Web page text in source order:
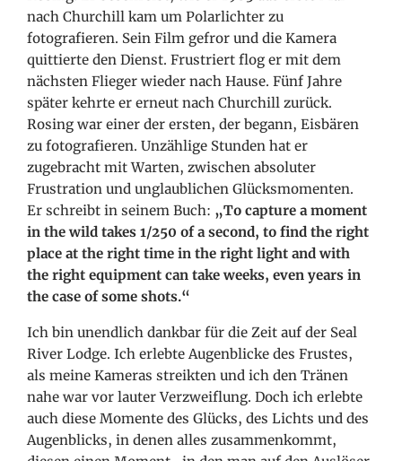
nach Churchill kam um Polarlichter zu
fotografieren. Sein Film gefror und die Kamera
quittierte den Dienst. Frustriert flog er mit dem
nächsten Flieger wieder nach Hause. Fünf Jahre
später kehrte er erneut nach Churchill zurück.
Rosing war einer der ersten, der begann, Eisbären
zu fotografieren. Unzählige Stunden hat er
zugebracht mit Warten, zwischen absoluter
Frustration und unglaublichen Glücksmomenten.
Er schreibt in seinem Buch: „To capture a moment
in the wild takes 1/250 of a second, to find the right
place at the right time in the right light and with
the right equipment can take weeks, even years in
the case of some shots.“
Ich bin unendlich dankbar für die Zeit auf der Seal
River Lodge. Ich erlebte Augenblicke des Frustes,
als meine Kameras streikten und ich den Tränen
nahe war vor lauter Verzweiflung. Doch ich erlebte
auch diese Momente des Glücks, des Lichts und des
Augenblicks, in denen alles zusammenkommt,